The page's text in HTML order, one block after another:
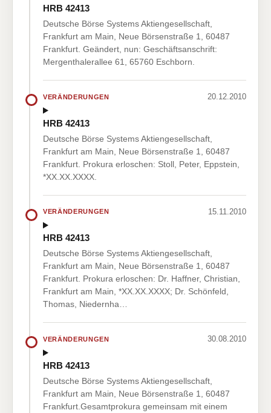
HRB 42413
Deutsche Börse Systems Aktiengesellschaft,
Frankfurt am Main, Neue Börsenstraße 1, 60487
Frankfurt. Geändert, nun: Geschäftsanschrift:
Mergenthalerallee 61, 65760 Eschborn.
VERÄNDERUNGEN 20.12.2010
HRB 42413
Deutsche Börse Systems Aktiengesellschaft,
Frankfurt am Main, Neue Börsenstraße 1, 60487
Frankfurt. Prokura erloschen: Stoll, Peter, Eppstein,
*XX.XX.XXXX.
VERÄNDERUNGEN 15.11.2010
HRB 42413
Deutsche Börse Systems Aktiengesellschaft,
Frankfurt am Main, Neue Börsenstraße 1, 60487
Frankfurt. Prokura erloschen: Dr. Haffner, Christian,
Frankfurt am Main, *XX.XX.XXXX; Dr. Schönfeld,
Thomas, Niedernha…
VERÄNDERUNGEN 30.08.2010
HRB 42413
Deutsche Börse Systems Aktiengesellschaft,
Frankfurt am Main, Neue Börsenstraße 1, 60487
Frankfurt.Gesamtprokura gemeinsam mit einem